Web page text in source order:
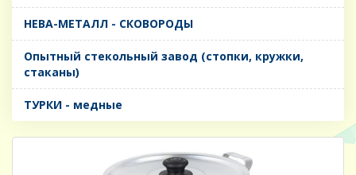
НЕВА-МЕТАЛЛ - СКОВОРОДЫ
Опытный стекольный завод (стопки, кружки,
стаканы)
ТУРКИ - медные